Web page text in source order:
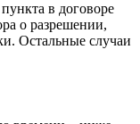
в договоре
о разрешении,
Остальные случаи